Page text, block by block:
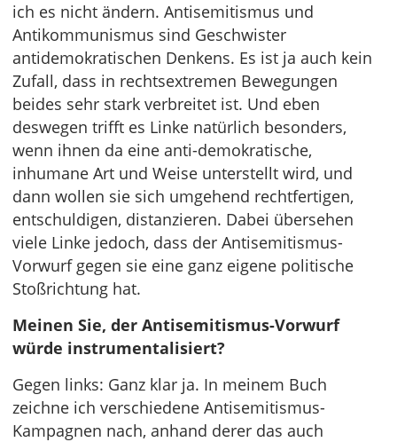
ich es nicht ändern. Antisemitismus und
Antikommunismus sind Geschwister
antidemokratischen Denkens. Es ist ja auch kein
Zufall, dass in rechtsextremen Bewegungen
beides sehr stark verbreitet ist. Und eben
deswegen trifft es Linke natürlich besonders,
wenn ihnen da eine anti-demokratische,
inhumane Art und Weise unterstellt wird, und
dann wollen sie sich umgehend rechtfertigen,
entschuldigen, distanzieren. Dabei übersehen
viele Linke jedoch, dass der Antisemitismus-
Vorwurf gegen sie eine ganz eigene politische
Stoßrichtung hat.
Meinen Sie, der Antisemitismus-Vorwurf
würde instrumentalisiert?
Gegen links: Ganz klar ja. In meinem Buch
zeichne ich verschiedene Antisemitismus-
Kampagnen nach, anhand derer das auch